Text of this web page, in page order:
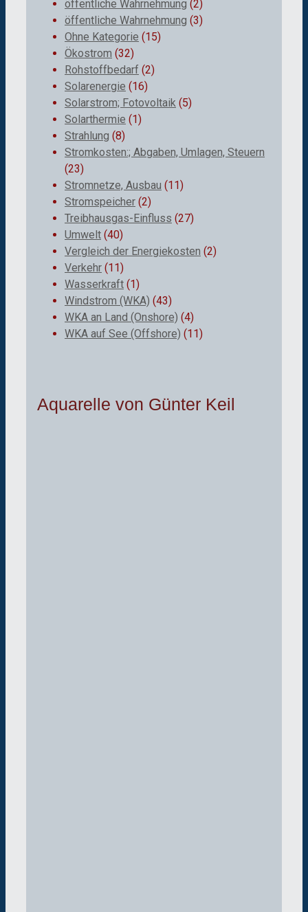
öffentliche Wahrnehmung (2)
öffentliche Wahrnehmung (3)
Ohne Kategorie (15)
Ökostrom (32)
Rohstoffbedarf (2)
Solarenergie (16)
Solarstrom; Fotovoltaik (5)
Solarthermie (1)
Strahlung (8)
Stromkosten:; Abgaben, Umlagen, Steuern
(23)
Stromnetze, Ausbau (11)
Stromspeicher (2)
Treibhausgas-Einfluss (27)
Umwelt (40)
Vergleich der Energiekosten (2)
Verkehr (11)
Wasserkraft (1)
Windstrom (WKA) (43)
WKA an Land (Onshore) (4)
WKA auf See (Offshore) (11)
Aquarelle von Günter Keil